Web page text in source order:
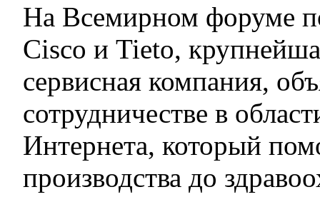
На Всемирном форуме
Cisco и Tieto,
сервисная компания,
сотрудничестве в
Интернета, который
производства до